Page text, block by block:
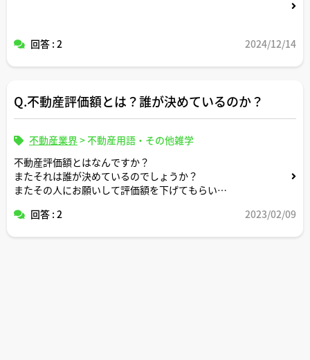
回答 : 2 2024/12/14
Q.不動産評価額とは？誰が決めているのか？
不動産業界>不動産用語・その他雑学
不動産評価額とはなんですか？
またそれは誰が決めているのでしょうか？
またその人にお願いして評価額を下げてもらい
回答 : 2 2023/02/09